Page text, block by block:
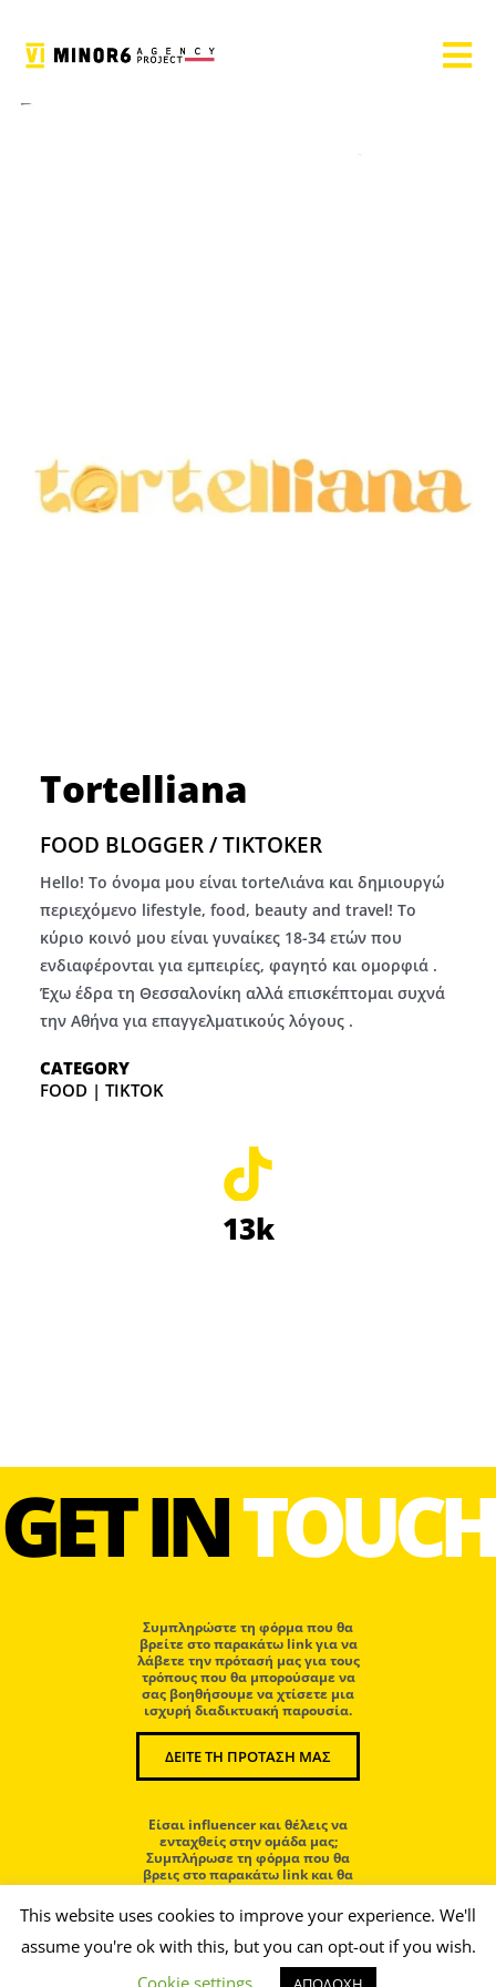
Tortelliana
FOOD BLOGGER / TIKTOKER
Hello! Το όνομα μου είναι torteΛιάνα και δημιουργώ
περιεχόμενο lifestyle, food, beauty and travel! Το
κύριο κοινό μου είναι γυναίκες 18-34 ετών που
ενδιαφέρονται για εμπειρίες, φαγητό και ομορφιά .
Έχω έδρα τη Θεσσαλονίκη αλλά επισκέπτομαι συχνά
την Αθήνα για επαγγελματικούς λόγους .
CATEGORY
FOOD | TIKTOK
13k
GET INTOUCH
Συμπληρώστε τη φόρμα που θα
βρείτε στο παρακάτω link για να
λάβετε την πρότασή μας για τους
τρόπους που θα μπορούσαμε να
σας βοηθήσουμε να χτίσετε μια
ισχυρή διαδικτυακή παρουσία.
ΔΕΙΤΕ ΤΗ ΠΡΟΤΑΣΗ ΜΑΣ
Eίσαι influencer και θέλεις να
ενταχθείς στην ομάδα μας;
Συμπλήρωσε τη φόρμα που θα
βρεις στο παρακάτω link και θα
επικοινωνήσουμε μαζί σου.
ΜΠΕΣ ΣΤΗΝ ΟΜΑΔΑ ΜΑΣ
This website uses cookies to improve your experience. We'll
assume you're ok with this, but you can opt-out if you wish.
Cookie settings